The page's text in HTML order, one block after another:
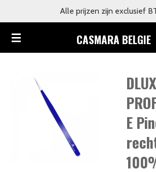
naar
de
CASMARA BELGIE
Alle prijzen zijn exclusief
E